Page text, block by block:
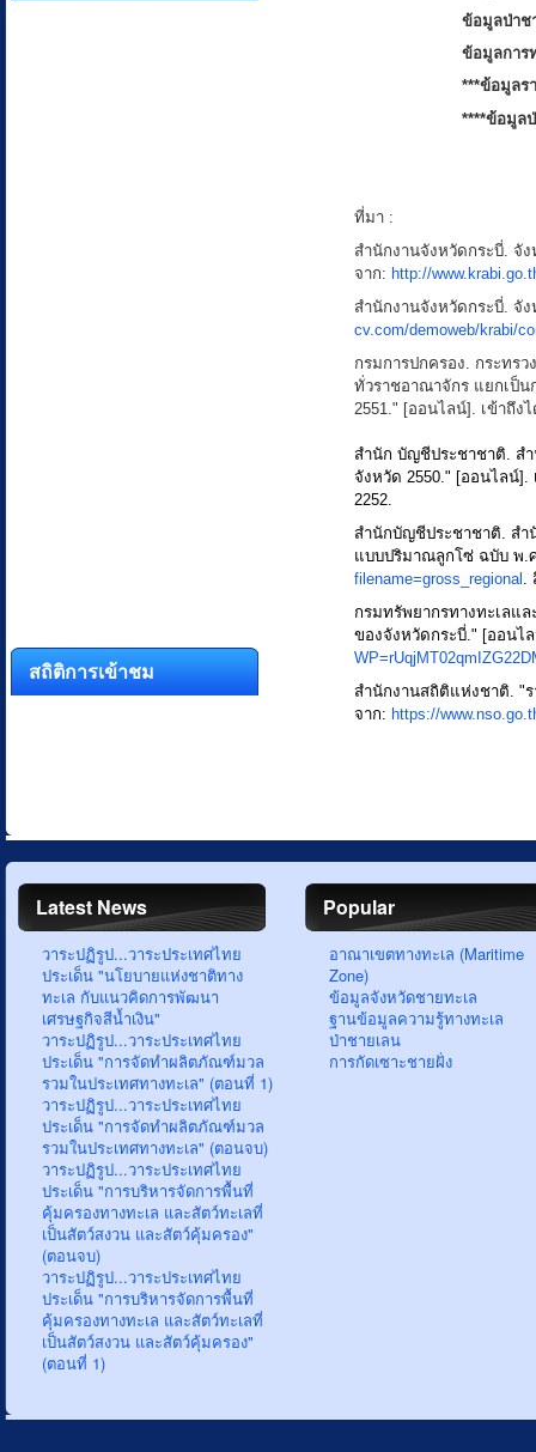
สถิติการเข้าชม
ข้อมูลป่าช
ข้อมูลการ
***ข้อมูลร
****ข้อมูล
ที่มา :
สำนักงานจังหวัดกระบี่. จั
จาก: http://
สำนักงานจังหวัดกระบี่. จั
cv.com/demoweb/krabi/
กรมการปกครอง. กระทร
ทั่วราชอาณาจักร แยกเป็
2551." [ออนไลน์]. เข้าถึง
สำนัก บัญชีประชาชาติ. ส
จังหวัด 2550." [ออนไลน์].
2252.
สำนักบัญชีประชาชาติ. ส
แบบปริมาณลูกโซ่ ฉบับ พ.
filename=gross_regional .
กรมทรัพยากรทางทะเลแ
ของจังหวัดกระบี่." [ออนไ
สำนักงานสถิติแห่งชาติ. "ร
จาก: https://
Latest News
วาระปฏิรูป...วาระประเทศไทย
ประเด็น "นโยบายแห่งชาติทาง
ทะเล กับแนวคิดการพัฒนา
เศรษฐกิจสีน้ำเงิน"
วาระปฏิรูป...วาระประเทศไทย
ประเด็น "การจัดทำผลิตภัณฑ์มวล
รวมในประเทศทางทะเล" (ตอนที่ 1)
วาระปฏิรูป...วาระประเทศไทย
ประเด็น "การจัดทำผลิตภัณฑ์มวล
รวมในประเทศทางทะเล" (ตอนจบ)
วาระปฏิรูป...วาระประเทศไทย
ประเด็น "การบริหารจัดการพื้นที่
คุ้มครองทางทะเล และสัตว์ทะเลที่
เป็นสัตว์สงวน และสัตว์คุ้มครอง"
(ตอนจบ)
วาระปฏิรูป...วาระประเทศไทย
ประเด็น "การบริหารจัดการพื้นที่
คุ้มครองทางทะเล และสัตว์ทะเลที่
เป็นสัตว์สงวน และสัตว์คุ้มครอง"
(ตอนที่ 1)
Popular
อาณาเขตทางทะเล (Maritime
Zone)
ข้อมูลจังหวัดชายทะเล
ฐานข้อมูลความรู้ทางทะเล
ป่าชายเลน
การกัดเซาะชายฝั่ง